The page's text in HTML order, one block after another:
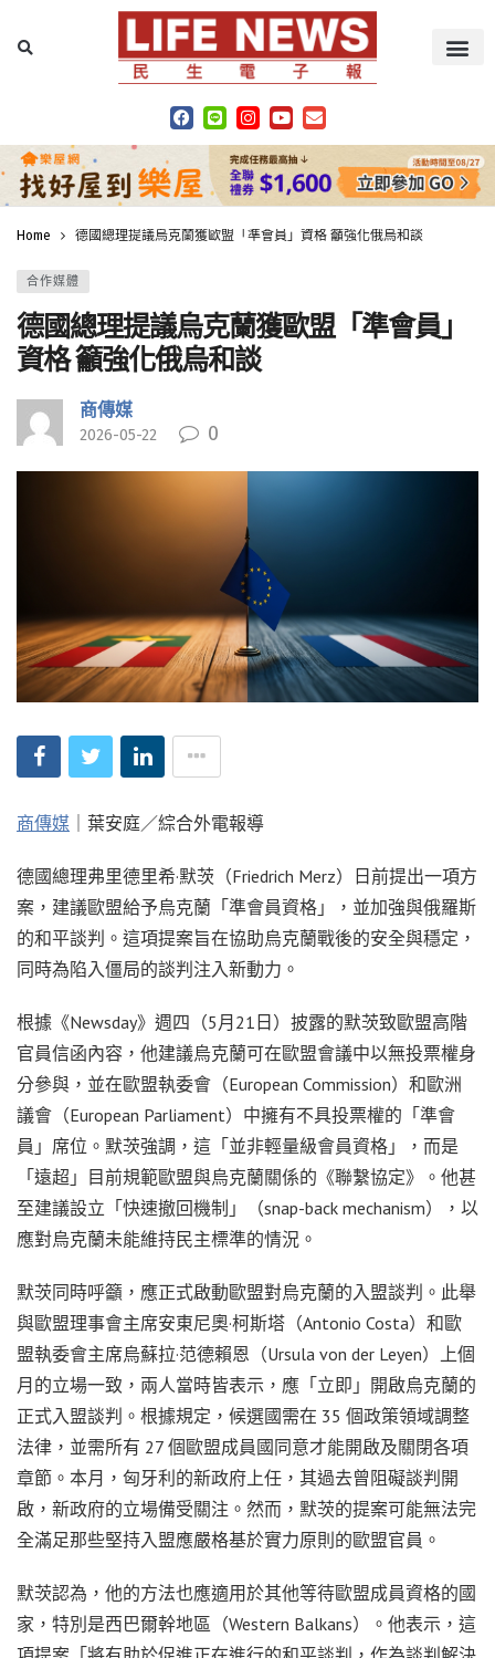
Home 德國總理提議烏克蘭獲歐盟「準會員」資格 籲強化俄烏和談
合作媒體
德國總理提議烏克蘭獲歐盟「準會員」
資格 籲強化俄烏和談
商傳媒
2026-05-22 0
商傳媒 ｜葉安庭／綜合外電報導
德國總理弗里德里希·默茨（Friedrich Merz）日前提出一項方
案，建議歐盟給予烏克蘭「準會員資格」，並加強與俄羅斯
的和平談判。這項提案旨在協助烏克蘭戰後的安全與穩定，
同時為陷入僵局的談判注入新動力。
根據《Newsday》週四（5月21日）披露的默茨致歐盟高階
官員信函內容，他建議烏克蘭可在歐盟會議中以無投票權身
分參與，並在歐盟執委會（European Commission）和歐洲
議會（European Parliament）中擁有不具投票權的「準會
員」席位。默茨強調，這「並非輕量級會員資格」，而是
「遠超」目前規範歐盟與烏克蘭關係的《聯繫協定》。他甚
至建議設立「快速撤回機制」（snap-back mechanism），以
應對烏克蘭未能維持民主標準的情況。
默茨同時呼籲，應正式啟動歐盟對烏克蘭的入盟談判。此舉
與歐盟理事會主席安東尼奧·柯斯塔（Antonio Costa）和歐
盟執委會主席烏蘇拉·范德賴恩（Ursula von der Leyen）上個
月的立場一致，兩人當時皆表示，應「立即」開啟烏克蘭的
正式入盟談判。根據規定，候選國需在 35 個政策領域調整
法律，並需所有 27 個歐盟成員國同意才能開啟及關閉各項
章節。本月，匈牙利的新政府上任，其過去曾阻礙談判開
啟，新政府的立場備受關注。然而，默茨的提案可能無法完
全滿足那些堅持入盟應嚴格基於實力原則的歐盟官員。
默茨認為，他的方法也應適用於其他等待歐盟成員資格的國
家，特別是西巴爾幹地區（Western Balkans）。他表示，這